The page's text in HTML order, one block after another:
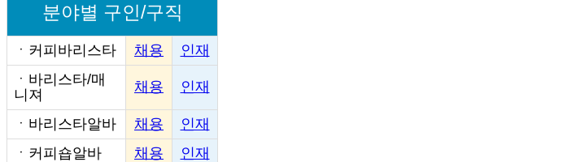
분야별 구인/구직
ㆍ 커피바리스타 채용
인재
ㆍ 바리스타/매
니져
채용 인재
ㆍ 바리스타알바 채용
인재
ㆍ 커피숍알바 채용
인재